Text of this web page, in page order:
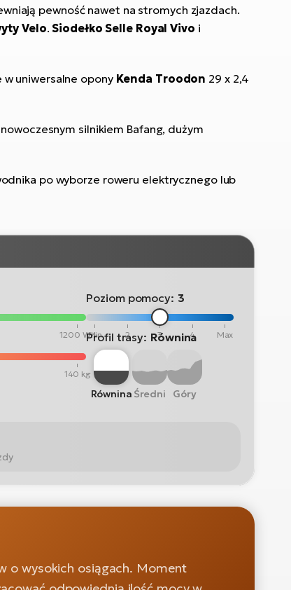
pewność nawet na stromych zjazdach.
Velo.Siodełko Selle Royal Vivo i
w uniwersalne opony Kenda Troodon 29 x 2,4
silnikiem Bafang, dużym
po wyborze roweru elektrycznego lub
1200 Wh
140 kg
Poziom pomocy: 3
Min 2 3 4 Max
Profil trasy: Równina
Równina Średni Góry
o wysokich osiągach. Moment